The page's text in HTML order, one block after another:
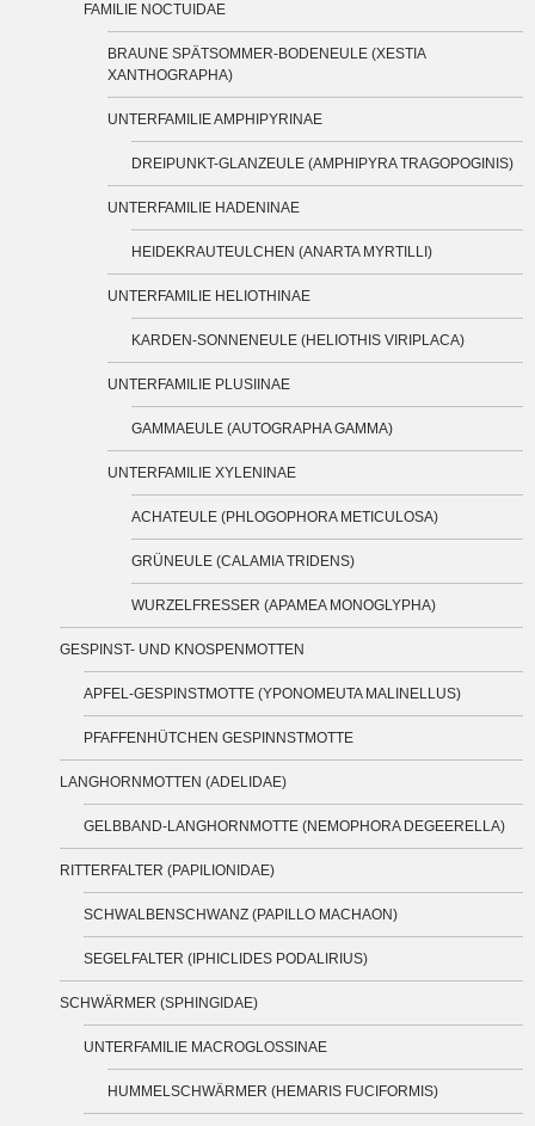
FAMILIE NOCTUIDAE
BRAUNE SPÄTSOMMER-BODENEULE (XESTIA
XANTHOGRAPHA)
UNTERFAMILIE AMPHIPYRINAE
DREIPUNKT-GLANZEULE (AMPHIPYRA TRAGOPOGINIS)
UNTERFAMILIE HADENINAE
HEIDEKRAUTEULCHEN (ANARTA MYRTILLI)
UNTERFAMILIE HELIOTHINAE
KARDEN-SONNENEULE (HELIOTHIS VIRIPLACA)
UNTERFAMILIE PLUSIINAE
GAMMAEULE (AUTOGRAPHA GAMMA)
UNTERFAMILIE XYLENINAE
ACHATEULE (PHLOGOPHORA METICULOSA)
GRÜNEULE (CALAMIA TRIDENS)
WURZELFRESSER (APAMEA MONOGLYPHA)
GESPINST- UND KNOSPENMOTTEN
APFEL-GESPINSTMOTTE (YPONOMEUTA MALINELLUS)
PFAFFENHÜTCHEN GESPINNSTMOTTE
LANGHORNMOTTEN (ADELIDAE)
GELBBAND-LANGHORNMOTTE (NEMOPHORA DEGEERELLA)
RITTERFALTER (PAPILIONIDAE)
SCHWALBENSCHWANZ (PAPILLO MACHAON)
SEGELFALTER (IPHICLIDES PODALIRIUS)
SCHWÄRMER (SPHINGIDAE)
UNTERFAMILIE MACROGLOSSINAE
HUMMELSCHWÄRMER (HEMARIS FUCIFORMIS)